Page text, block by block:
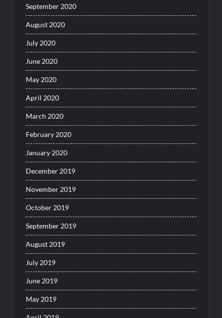
September 2020
August 2020
July 2020
June 2020
May 2020
April 2020
March 2020
February 2020
January 2020
December 2019
November 2019
October 2019
September 2019
August 2019
July 2019
June 2019
May 2019